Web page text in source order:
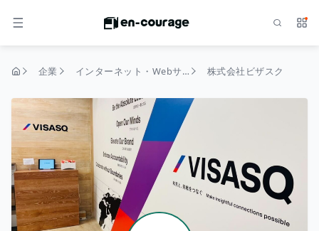
メニュー サ
企業 インターネット・Webサービス 株式会社ビザスク